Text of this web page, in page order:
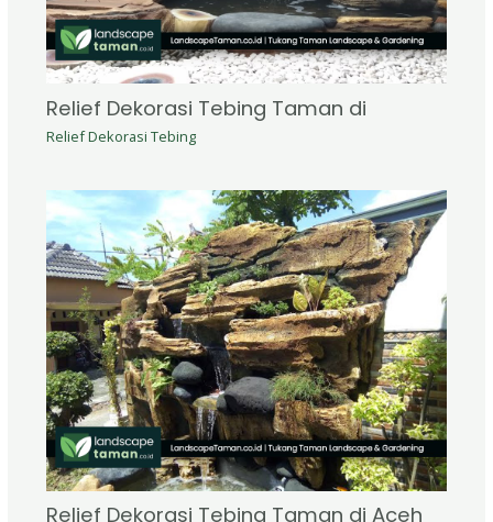
Relief Dekorasi Tebing Taman di
Relief Dekorasi Tebing
Relief Dekorasi Tebing Taman di Aceh